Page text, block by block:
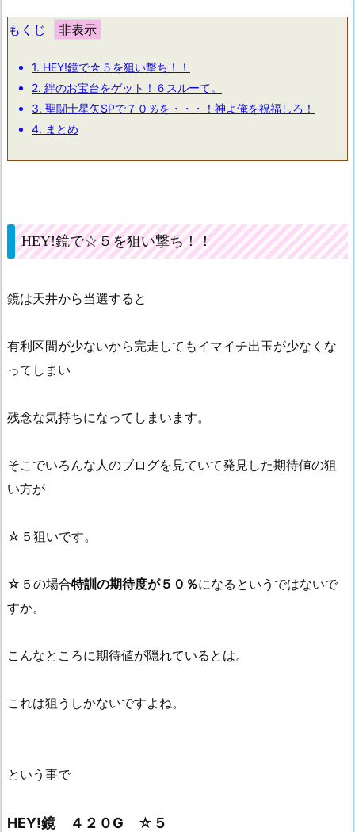
もくじ
1. HEY!鏡で☆５を狙い撃ち！！
2. 絆のお宝台をゲット！６スルーて。
3. 聖闘士星矢SPで７０％を・・・！神よ俺を祝福しろ！
4. まとめ
HEY!鏡で☆５を狙い撃ち！！
鏡は天井から当選すると
有利区間が少ないから完走してもイマイチ出玉が少なくな
ってしまい
残念な気持ちになってしまいます。
そこでいろんな人のブログを見ていて発見した期待値の狙
い方が
☆５狙いです。
☆５の場合特訓の期待度が５０％になるというではないで
すか。
こんなところに期待値が隠れているとは。
これは狙うしかないですよね。
という事で
HEY!鏡 ４２０G ☆５